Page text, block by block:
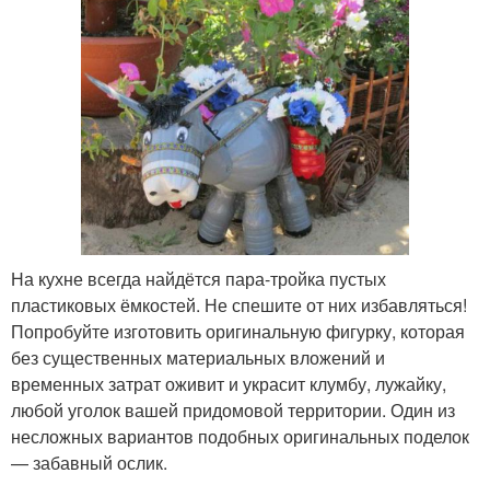
На кухне всегда найдётся пара-тройка пустых
пластиковых ёмкостей. Не спешите от них избавляться!
Попробуйте изготовить оригинальную фигурку, которая
без существенных материальных вложений и
временных затрат оживит и украсит клумбу, лужайку,
любой уголок вашей придомовой территории. Один из
несложных вариантов подобных оригинальных поделок
— забавный ослик.